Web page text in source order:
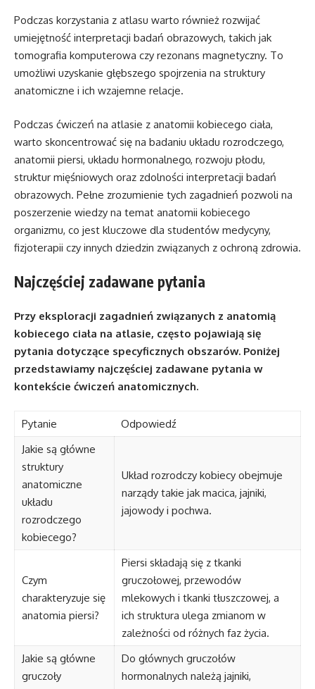
Podczas korzystania z atlasu warto również rozwijać
umiejętność interpretacji badań obrazowych, takich jak
tomografia komputerowa czy rezonans magnetyczny. To
umożliwi uzyskanie głębszego spojrzenia na struktury
anatomiczne i ich wzajemne relacje.
Podczas ćwiczeń na atlasie z anatomii kobiecego ciała,
warto skoncentrować się na badaniu układu rozrodczego,
anatomii piersi, układu hormonalnego, rozwoju płodu,
struktur mięśniowych oraz zdolności interpretacji badań
obrazowych. Pełne zrozumienie tych zagadnień pozwoli na
poszerzenie wiedzy na temat anatomii kobiecego
organizmu, co jest kluczowe dla studentów medycyny,
fizjoterapii czy innych dziedzin związanych z ochroną zdrowia.
Najczęściej zadawane pytania
Przy eksploracji zagadnień związanych z anatomią
kobiecego ciała na atlasie, często pojawiają się
pytania dotyczące specyficznych obszarów. Poniżej
przedstawiamy najczęściej zadawane pytania w
kontekście ćwiczeń anatomicznych.
Pytanie
Odpowiedź
Jakie są główne
struktury
anatomiczne
układu
rozrodczego
kobiecego?
Układ rozrodczy kobiecy obejmuje
narządy takie jak macica, jajniki,
jajowody i pochwa.
Czym
charakteryzuje się
anatomia piersi?
Piersi składają się z tkanki
gruczołowej, przewodów
mlekowych i tkanki tłuszczowej, a
ich struktura ulega zmianom w
zależności od różnych faz życia.
Jakie są główne
gruczoły
Do głównych gruczołów
hormonalnych należą jajniki,